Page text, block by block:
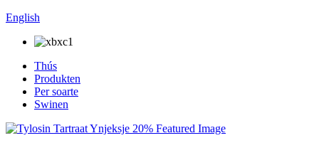
English
Thús
Produkten
Per soarte
Swinen